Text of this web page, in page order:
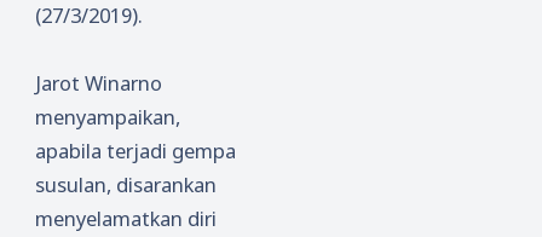
(27/3/2019).
Jarot Winarno
menyampaikan,
apabila terjadi gempa
susulan, disarankan
menyelamatkan diri